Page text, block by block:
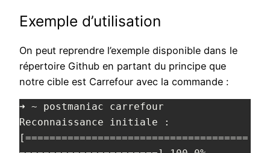
Exemple d’utilisation
On peut reprendre l’exemple disponible dans le
répertoire Github en partant du principe que
notre cible est Carrefour avec la commande :
➜ ~ postmaniac carrefour
Reconnaissance initiale :
[=====================================